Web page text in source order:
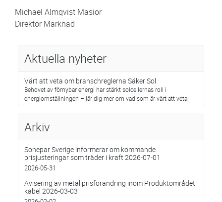
Michael Almqvist Masior
Direktör Marknad
Aktuella nyheter
Värt att veta om branschreglerna Säker Sol
Behovet av förnybar energi har stärkt solcellernas roll i
energiomställningen – lär dig mer om vad som är värt att veta
Arkiv
Sonepar Sverige informerar om kommande
prisjusteringar som träder i kraft 2026-07-01
2026-05-31
Avisering av metallprisförändring inom Produktområdet
kabel 2026-03-03